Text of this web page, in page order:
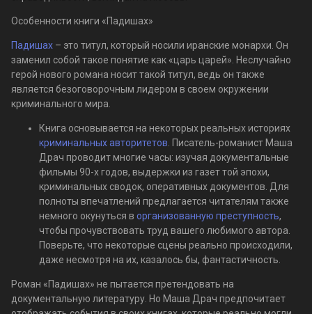
Особенности книги «Падишах»
Падишах – это титул, который носили иранские монархи. Он
заменил собой такое понятие как «царь царей». Неслучайно
герой нового романа носит такой титул, ведь он также
является безоговорочным лидером в своем окружении
криминального мира.
Книга основывается на некоторых реальных историях
криминальных авторитетов . Писатель-романист Маша
Драч проводит многие часы: изучая документальные
фильмы 90-х годов, выдержки из газет той эпохи,
криминальных сводок, оперативных документов. Для
полноты впечатлений предлагается читателям также
немного окунуться в организованную преступность,
чтобы прочувствовать труд вашего любимого автора.
Поверьте, что некоторые сцены реально происходили,
даже несмотря на их, казалось бы, фантастичность.
Роман «Падишах» не пытается претендовать на
документальную литературу. Но Маша Драч предпочитает